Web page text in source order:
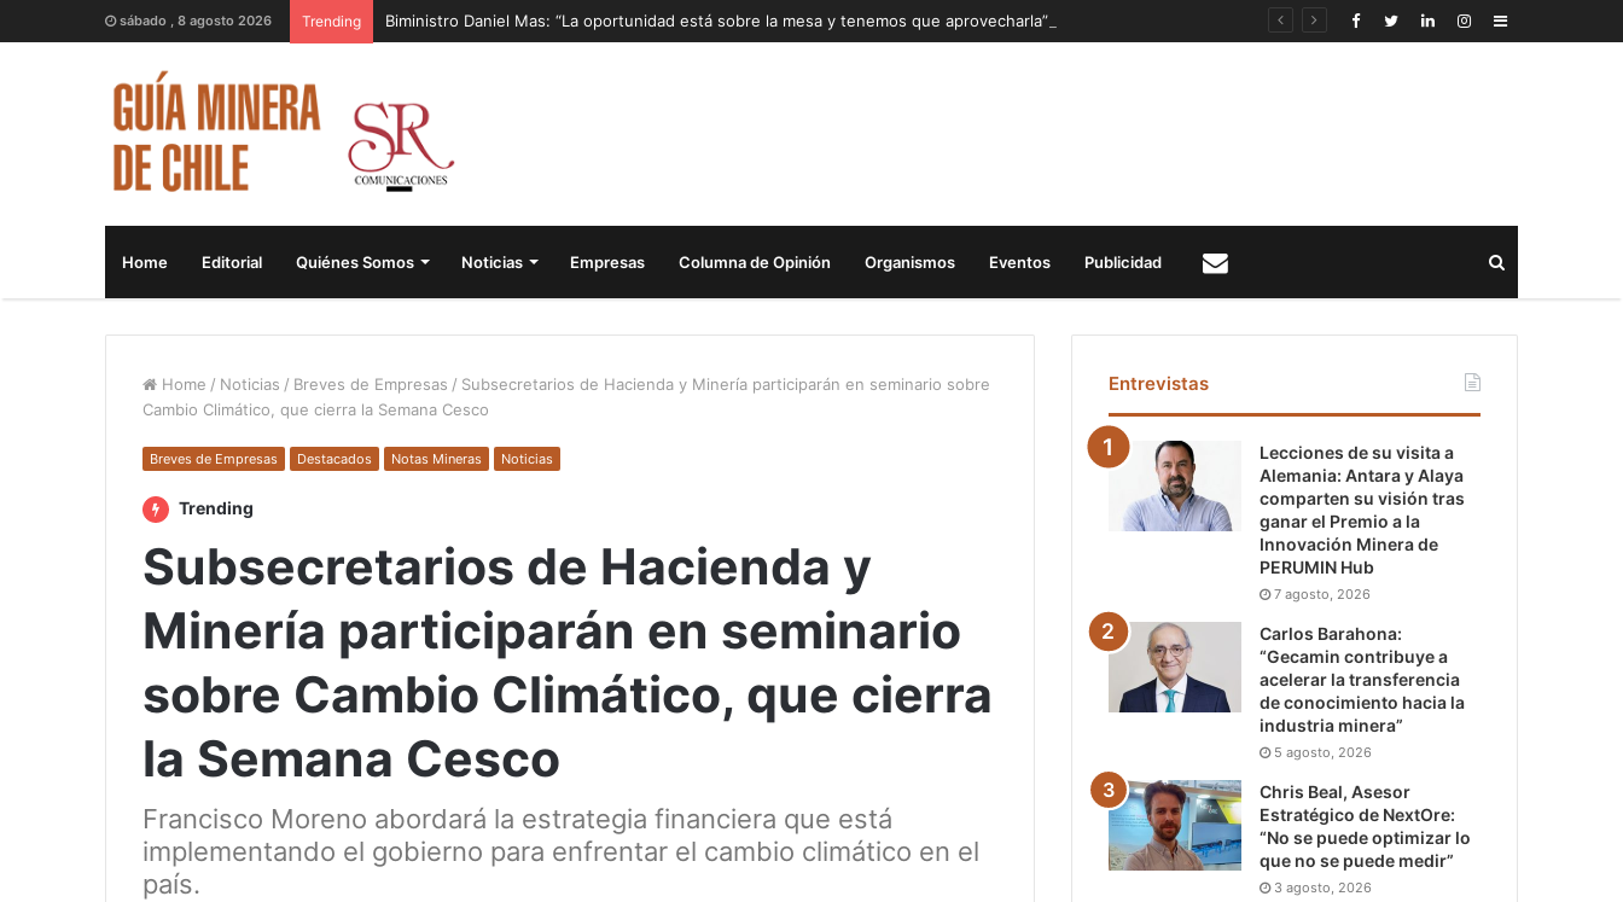
sábado , 8 agosto 2026 Trending Biministro Daniel Mas: “La oportunidad está sobre la mesa y tenemos que aprovecharla” Sidebar
Home Editorial Quiénes Somos Noticias Empresas Columna de Opinión Organismos Eventos Publicidad
Home / Noticias / Breves de Empresas / Subsecretarios de Hacienda y Minería participarán en seminario sobre
Cambio Climático, que cierra la Semana Cesco
Breves de Empresas Destacados Notas Mineras Noticias
Trending
Subsecretarios de Hacienda y
Minería participarán en seminario
sobre Cambio Climático, que cierra
la Semana Cesco
Francisco Moreno abordará la estrategia financiera que está
implementando el gobierno para enfrentar el cambio climático en el
país.
Entrevistas
Lecciones de su visita a
Alemania: Antara y Alaya
comparten su visión tras
ganar el Premio a la
Innovación Minera de
PERUMIN Hub
7 agosto, 2026
Carlos Barahona:
“Gecamin contribuye a
acelerar la transferencia
de conocimiento hacia la
industria minera”
5 agosto, 2026
Chris Beal, Asesor
Estratégico de NextOre:
“No se puede optimizar lo
que no se puede medir”
3 agosto, 2026